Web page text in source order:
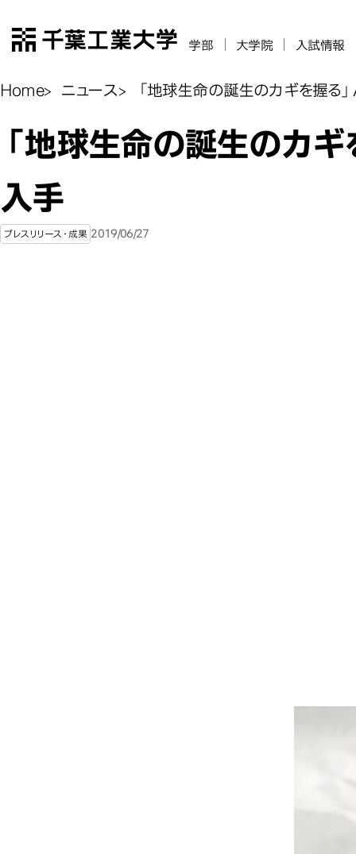
千葉工業大学
学部 大学院 入試情報
Home ニュース 「地球生命の誕生のカギを握
「地球生命の誕生のカ
入手
プレスリリース・成果 2019/06/27